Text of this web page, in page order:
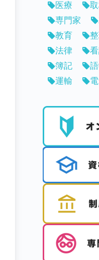
医療
専門家
教育
法律
簿記
運輸